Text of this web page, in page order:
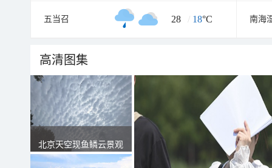
五当召 28 / 18°C 南海
高清图集
北京天空现鱼鳞云景观